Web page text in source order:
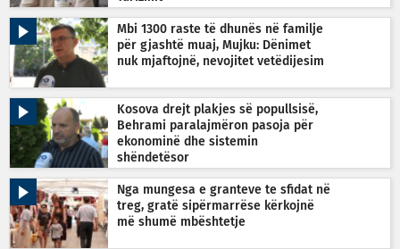
Mbi 1300 raste të dhunës në familje
për gjashtë muaj, Mujku: Dënimet
nuk mjaftojnë, nevojitet vetëdijesim
Kosova drejt plakjes së popullsisë,
Behrami paralajmëron pasoja për
ekonominë dhe sistemin
shëndetësor
Nga mungesa e granteve te sfidat në
treg, gratë sipërmarrëse kërkojnë
më shumë mbështetje